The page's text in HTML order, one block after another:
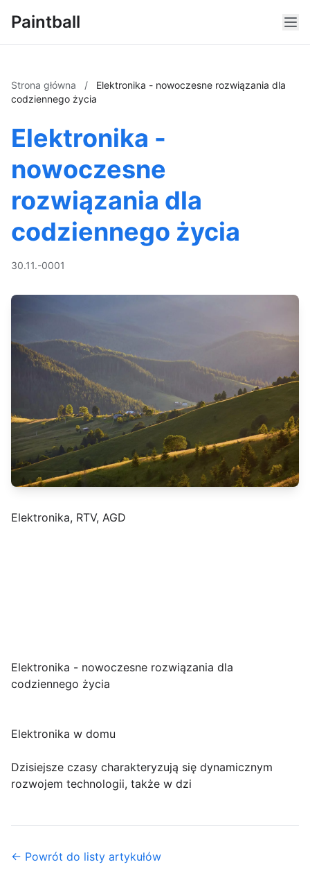
Paintball
Strona główna /
Elektronika - nowoczesne rozwiązania dla
codziennego życia
Elektronika -
nowoczesne
rozwiązania dla
codziennego życia
30.11.-0001
Elektronika, RTV, AGD
Elektronika - nowoczesne rozwiązania dla
codziennego życia
Elektronika w domu
Dzisiejsze czasy charakteryzują się dynamicznym
rozwojem technologii, także w dzi
← Powrót do listy artykułów